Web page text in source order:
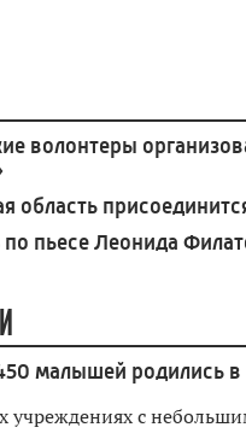
волонтеры
область
по пьесе Леонида
малышей родились
учреждениях с